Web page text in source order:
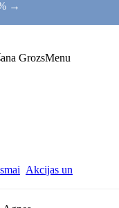
→
GrozsMenu
Akcijas un